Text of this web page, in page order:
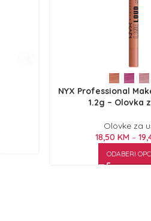
NYX Professional
1.2g – Olovka
Olovke za
18,50 KM –
ODABERI